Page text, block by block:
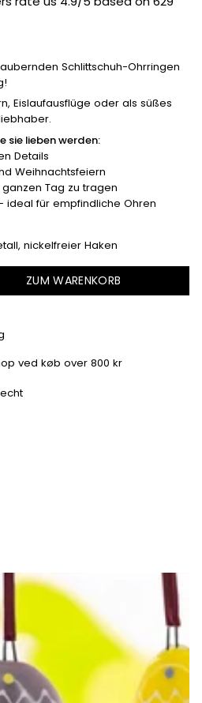
Schlittschuh-Ohrringen
Eislaufausflüge oder als süßes
sie lieben werden:
Details
Weihnachtsfeiern
Tag zu tragen
ideal für empfindliche Ohren
nickelfreier Haken
ZUM WARENKORB
ved køb over 800 kr